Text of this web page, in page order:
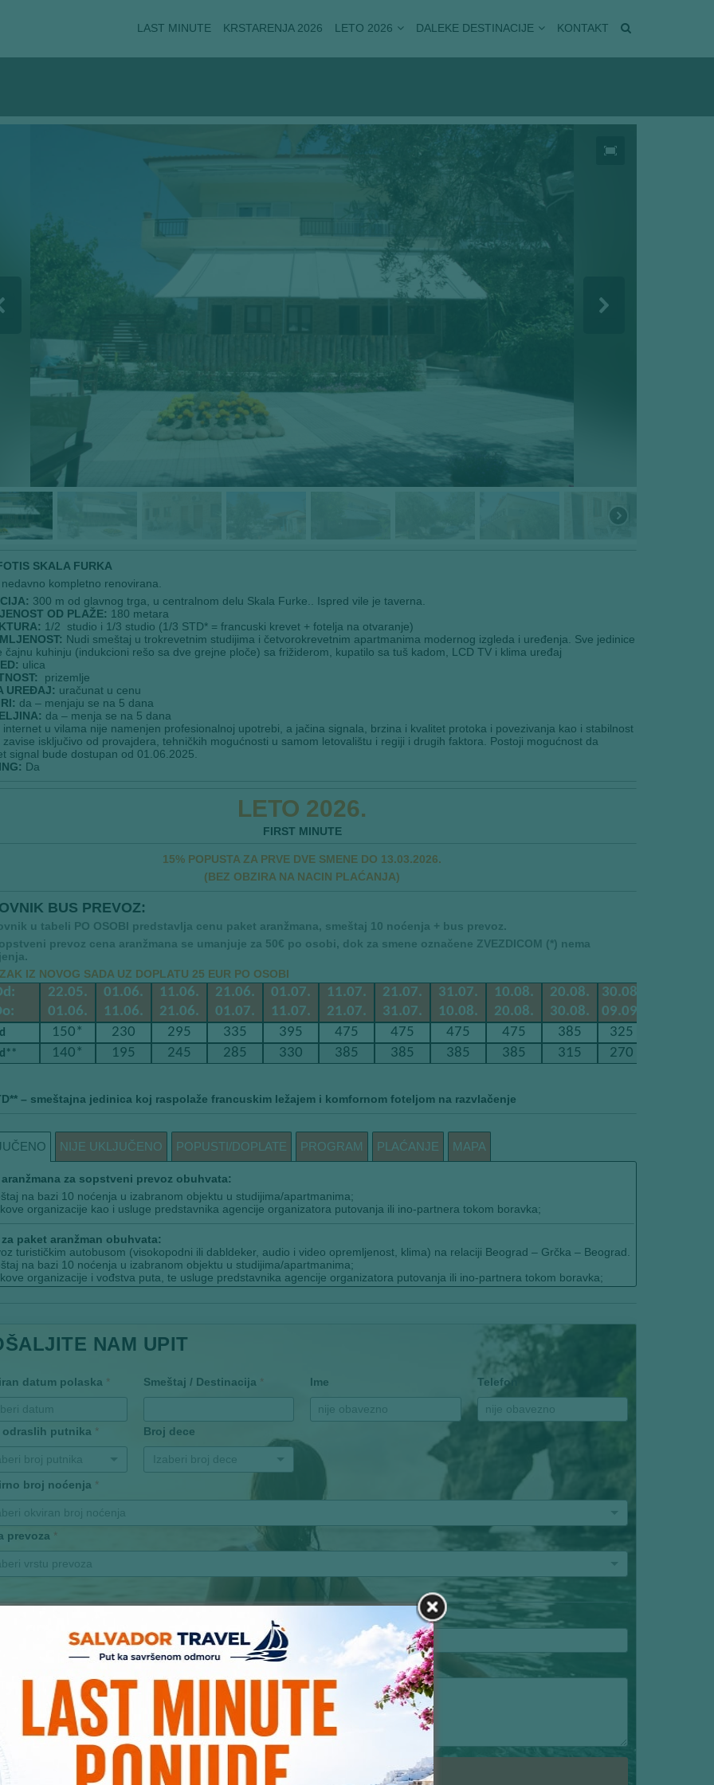
LAST MINUTE KRSTARENJA 2026 LETO 2026 DALEKE DESTINACIJE KONTAKT
SKALA FURKA
kompletno renovirana.
300 m od glavnog trga, u centralnom delu Skala Furke.. Ispred vile je taverna.
OD PLAŽE: 180 metara
1/2 studio i 1/3 studio (1/3 STD* = francuski krevet + fotelja na otvaranje)
Nudi smeštaj u trokrevetnim studijima i četvorokrevetnim apartmanima modernog izgleda i uređenja. Sve jedinice
čajnu kuhinju (indukcioni rešo sa dve grejne ploče) sa frižiderom, kupatilo sa tuš kadom, LCD TV i klima uređaj
ulica
prizemlje
UREĐAJ: uračunat u cenu
da – menjaju se na 5 dana
da – menja se na 5 dana
internet u vilama nije namenjen profesionalnoj upotrebi, a jačina signala, brzina i kvalitet protoka i povezivanja kao i stabilnost
zavise isključivo od provajdera, tehničkih mogućnosti u samom letovalištu i regiji i drugih faktora. Postoji mogućnost da
signal bude dostupan od 01.06.2025.
Da
LETO 2026.
FIRST MINUTE
15% POPUSTA ZA PRVE DVE SMENE DO 13.03.2026.
(BEZ OBZIRA NA NACIN PLAĆANJA)
BUS PREVOZ:
u tabeli PO OSOBI predstavlja cenu paket aranžmana, smeštaj 10 noćenja + bus prevoz.
prevoz cena aranžmana se umanjuje za 50€ po osobi, dok za smene označene ZVEZDICOM (*) nema
IZ NOVOG SADA UZ DOPLATU 25 EUR PO OSOBI
22.05.
01.06.
01.06.
11.06.
11.06.
21.06.
21.06.
01.07.
01.07.
11.07.
11.07.
21.07.
21.07.
31.07.
31.07.
10.08.
10.08.
20.08.
20.08.
30.08.
30.08.
09.09.
150* 230 295 335 395 475 475 475 475 385 325
140* 195 245 285 330 385 385 385 385 315 270
– smeštajna jedinica koj raspolaže francuskim ležajem i komfornom foteljom na razvlačenje
NIJE UKLJUČENO POPUSTI/DOPLATE PROGRAM PLAĆANJE MAPA
aranžmana za sopstveni prevoz obuhvata:
na bazi 10 noćenja u izabranom objektu u studijima/apartmanima;
organizacije kao i usluge predstavnika agencije organizatora putovanja ili ino-partnera tokom boravka;
za paket aranžman obuhvata:
turističkim autobusom (visokopodni ili dabldeker, audio i video opremljenost, klima) na relaciji Beograd – Grčka – Beograd.
na bazi 10 noćenja u izabranom objektu u studijima/apartmanima;
organizacije i vođstva puta, te usluge predstavnika agencije organizatora putovanja ili ino-partnera tokom boravka;
NAM UPIT
datum polaska * Smeštaj / Destinacija * Ime Telefon
odraslih putnika *
broj putnika
Broj dece
Izaberi broj dece
broj noćenja *
okviran broj noćenja
prevoza *
vrstu prevoza
/ napomena:
Pošalji